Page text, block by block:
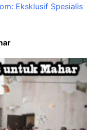
Eksklusif Spesialis